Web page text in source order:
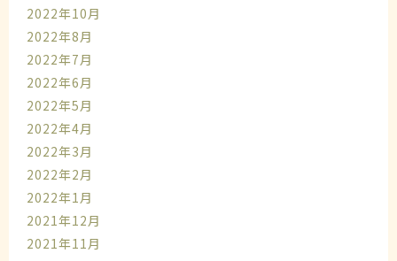
2022年10月
2022年8月
2022年7月
2022年6月
2022年5月
2022年4月
2022年3月
2022年2月
2022年1月
2021年12月
2021年11月